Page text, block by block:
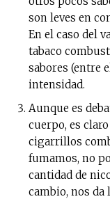
son leves en
En el caso del
tabaco
sabores (entre
intensidad.
Aunque es
cuerpo, es
cigarrillos
fumamos, no
cantidad de
cambio, nos da